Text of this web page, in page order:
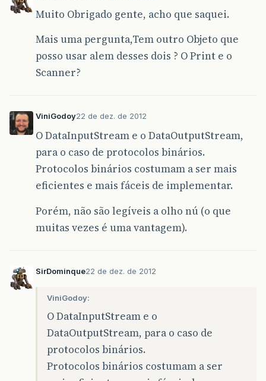
Muito Obrigado gente, acho que saquei.
Mais uma pergunta,Tem outro Objeto que
posso usar alem desses dois ? O Print e o
Scanner?
ViniGodoy22 de dez. de 2012
O DataInputStream e o DataOutputStream,
para o caso de protocolos binários.
Protocolos binários costumam a ser mais
eficientes e mais fáceis de implementar.
Porém, não são legíveis a olho nú (o que
muitas vezes é uma vantagem).
SirDominque22 de dez. de 2012
ViniGodoy:
O DataInputStream e o
DataOutputStream, para o caso de
protocolos binários.
Protocolos binários costumam a ser